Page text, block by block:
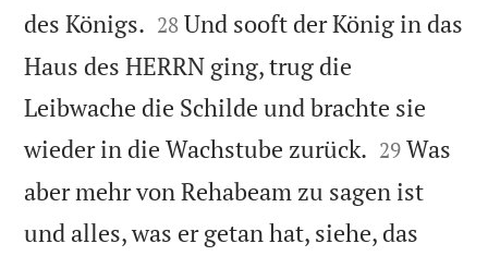
des Königs. 

28 Und sooft der König in das
Haus des HERRN ging, trug die
Leibwache die Schilde und brachte sie
wieder in die Wachstube zurück. 

29 Was
aber mehr von Rehabeam zu sagen ist
und alles, was er getan hat, siehe, das